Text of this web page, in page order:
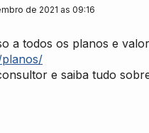
de 2021 as 09:16
a todos os planos e
e saiba tudo